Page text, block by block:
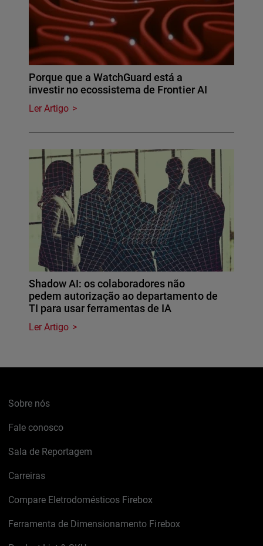
Porque que a WatchGuard está a
investir no ecossistema de Frontier AI
Ler Artigo
Shadow AI: os colaboradores não
pedem autorização ao departamento de
TI para usar ferramentas de IA
Ler Artigo
Sobre nós
Fale conosco
Sala de Reportagem
Carreiras
Compare Eletrodomésticos Firebox
Ferramenta de Dimensionamento Firebox